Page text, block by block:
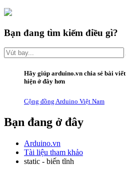
Bạn đang tìm kiếm điều gì?
Hãy giúp arduino.vn chia sẻ bài viết
hiện ở đây hơn
Cộng đồng Arduino Việt Nam
Bạn đang ở đây
Arduino.vn
Tài liệu tham khảo
static - biến tĩnh